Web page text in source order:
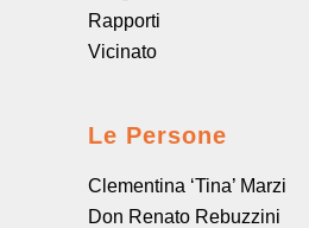
Rapporti
Vicinato
Le Persone
Clementina ‘Tina’ Marzi
Don Renato Rebuzzini